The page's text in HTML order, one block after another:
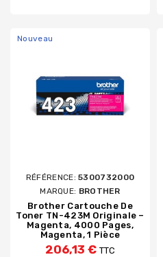
Nouveau
RÉFÉRENCE:5300732000
MARQUE: BROTHER
Brother Cartouche De
Toner TN-423M Originale –
Magenta, 4000 Pages,
Magenta, 1 Pièce
206,13 € TTC